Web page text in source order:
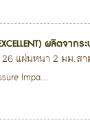
ผลิตจากร
แผ่นหนา 2 มม.ส
Impa...